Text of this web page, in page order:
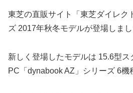
東芝の直販サイト「東芝ダイレク
ズ 2017年秋冬モデルが登場しまし
新しく登場したモデルは 15.6型ス
PC「dynabook AZ」シリーズ 6機